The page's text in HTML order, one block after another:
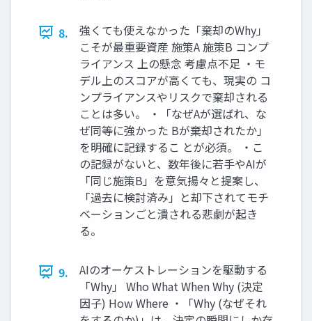
8.
強くても使えなかった「棄却のWhy」
こそが最重要資産 施策A 施策B コンプ
ライアンス 上の懸念 考慮点不足 ・モ
デル上のスコアが高くても、現実の コ
ンプライアンスやリスクで棄却される
ことは多い。 ・「なぜAが選ばれ、な
ぜ同等に強かった Bが棄却されたか」
を明確に記録するこ とが必須。 ・こ
の記録がないと、数年後に若手やAIが
「同じ施策B」を意気揚々と提案し、
「過去に検討済み」と却下されてモチ
ベーションごと潰される悲劇が起き
る。
9.
AIのオーケストレーションを駆動する
「Why」 Who What When Why (決定
因子) How Where ・「Why (なぜそれ